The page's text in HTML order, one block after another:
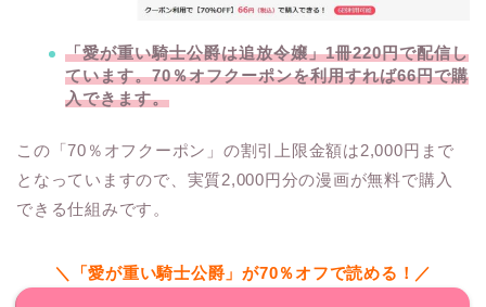
「愛が重い騎士公爵は追放令嬢」1冊220円で配信し
ています。70％オフクーポンを利用すれば66円で購
入できます。
この「70％オフクーポン」の割引上限金額は2,000円まで
となっていますので、実質2,000円分の漫画が無料で購入
できる仕組みです。
＼「愛が重い騎士公爵」が70％オフで読める！／